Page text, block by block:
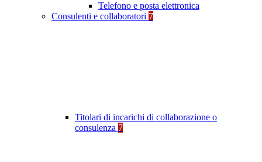
Telefono e posta elettronica
Consulenti e collaboratori 7
Titolari di incarichi di collaborazione o
consulenza 7